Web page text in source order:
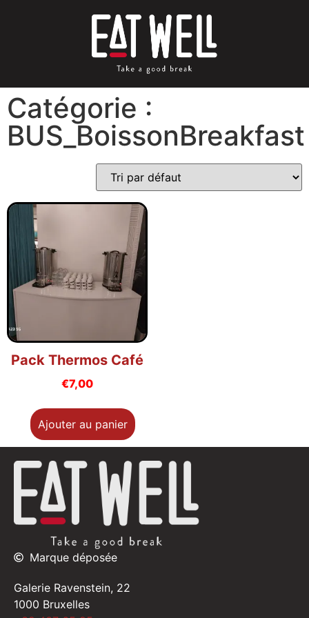
Catégorie :
BUS_BoissonBreakfast
Pack Thermos Café
€7,00
Ajouter au panier
Marque déposée
Galerie Ravenstein, 22
1000 Bruxelles